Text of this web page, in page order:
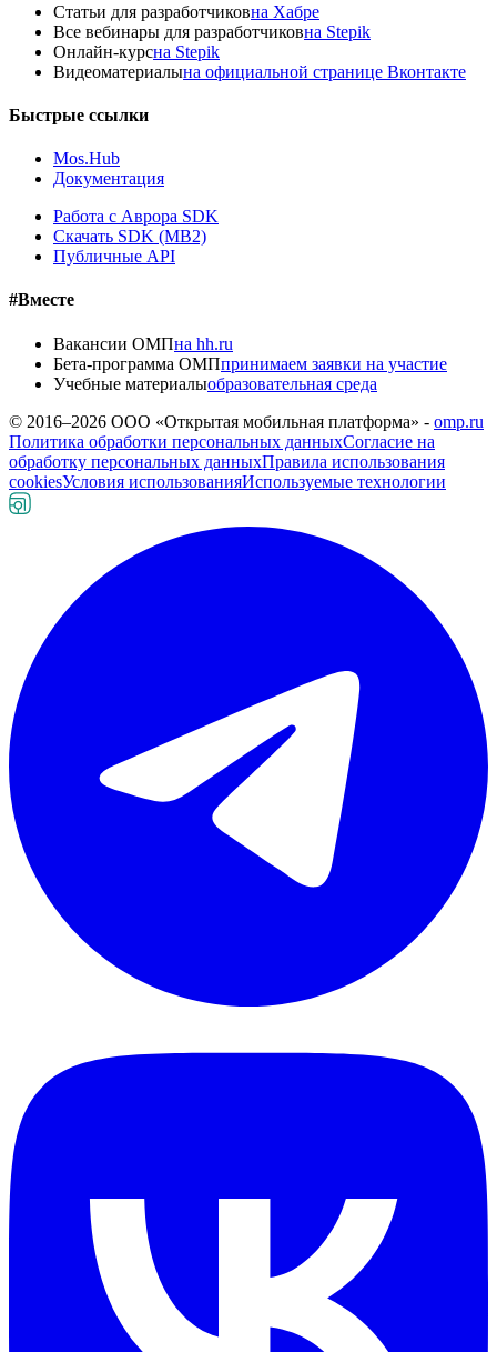
Статьи для разработчиковна Хабре
Все вебинары для разработчиковна Stepik
Онлайн-курсна Stepik
Видеоматериалына официальной странице Вконтакте
Быстрые ссылки
Mos.Hub
Документация
Работа с Аврора SDK
Скачать SDK (MB2)
Публичные API
#Вместе
Вакансии ОМПна hh.ru
Бета-программа ОМПпринимаем заявки на участие
Учебные материалыобразовательная среда
© 2016–2026 ООО «Открытая мобильная платформа» - omp.ru
Политика обработки персональных данныхСогласие на
обработку персональных данныхПравила использования
cookiesУсловия использованияИспользуемые технологии